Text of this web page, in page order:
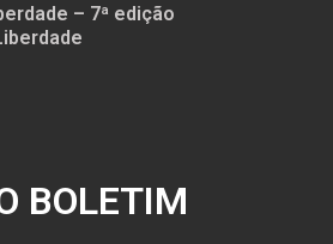
– 7ª edição
BOLETIM